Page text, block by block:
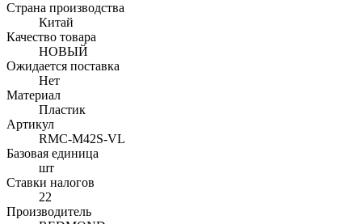
Страна производства
Китай
Качество товара
НОВЫЙ
Ожидается поставка
Нет
Материал
Пластик
Артикул
RMC-M42S-VL
Базовая единица
шт
Ставки налогов
22
Производитель